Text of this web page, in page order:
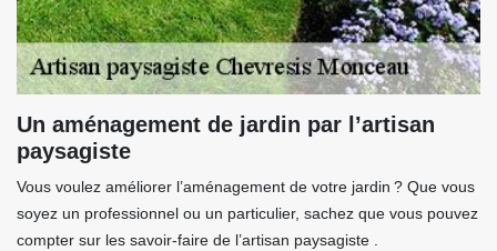
Un aménagement de jardin par l’artisan
paysagiste
Vous voulez améliorer l’aménagement de votre jardin ? Que vous
soyez un professionnel ou un particulier, sachez que vous pouvez
compter sur les savoir-faire de l’artisan paysagiste .